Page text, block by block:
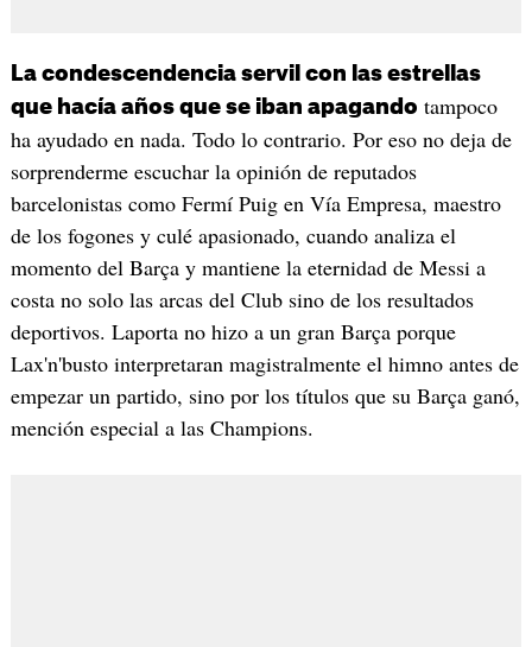
La condescendencia servil con las estrellas
que hacía años que se iban apagando tampoco
ha ayudado en nada. Todo lo contrario. Por eso no deja de
sorprenderme escuchar la opinión de reputados
barcelonistas como Fermí Puig en Vía Empresa, maestro
de los fogones y culé apasionado, cuando analiza el
momento del Barça y mantiene la eternidad de Messi a
costa no solo las arcas del Club sino de los resultados
deportivos. Laporta no hizo a un gran Barça porque
Lax'n'busto interpretaran magistralmente el himno antes de
empezar un partido, sino por los títulos que su Barça ganó,
mención especial a las Champions.